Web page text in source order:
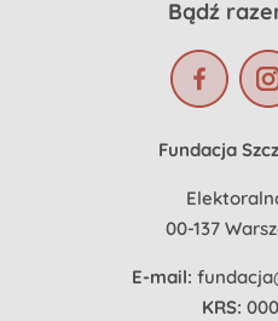
Bądź
Fundacja
00-137
E-mail:
KRS: